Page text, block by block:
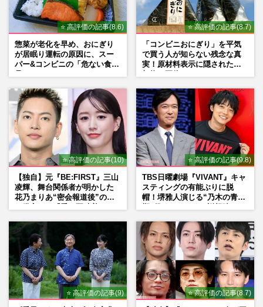
⭐ 高評価の記事(8.6)
惣菜が老化を早め、おにぎり
が居眠り運転の原因に、スー
パー&コンビニの「危ない食
⭐ 高評価の記事(8.7)
「コンビニおにぎり」を平気
で買う人が知らない残念な真
実！原材料表示に隠された添
⭐ 高評価の記事(10)
【独自】元『BE:FIRST』三山
凌輝、舞台関係者が明かした
花乃まりあ“密会報道後”の呆
⭐ 高評価の記事(9.8)
TBS日曜劇場『VIVANT』キャ
スティングの有能ぶりに脱
帽！堺雅人演じる“乃木の青年
マン長男・櫻井海音だった
⭐ 高評価の記事(9) ⭐ 高評価の記事(8.7)